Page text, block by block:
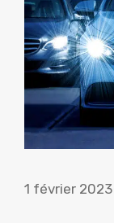
1 février 2023